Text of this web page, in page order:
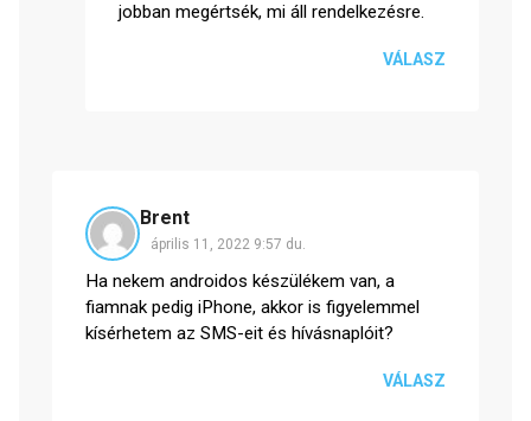
jobban megértsék, mi áll rendelkezésre.
VÁLASZ
Brent
április 11, 2022 9:57 du.
Ha nekem androidos készülékem van, a
fiamnak pedig iPhone, akkor is figyelemmel
kísérhetem az SMS-eit és hívásnaplóit?
VÁLASZ